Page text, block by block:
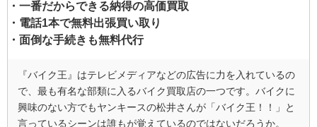
・一番だからできる納得の高価買取
・電話1本で無料出張買い取り
・面倒な手続きも無料代行
『バイク王』はテレビメディアなどの広告に力を入れているの
で、最も有名な部類に入るバイク買取店の一つです。バイクに
興味のない方でもヤンキースの松井さんが「バイク王！！」と
言っているシーンは誰もが覚えているのではないだろうか。